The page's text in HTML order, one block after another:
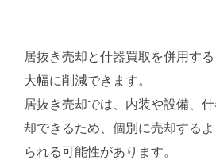
居抜き売却と什器買取を併用す
大幅に削減できます。
居抜き売却では、内装や設備、
却できるため、個別に売却する
られる可能性があります。